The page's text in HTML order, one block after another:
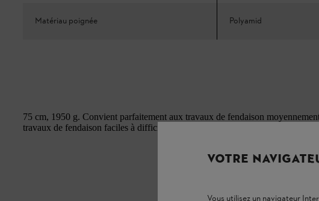
Matériau poignée Polyamid
75 cm, 1950 g. Convient parfaitement aux travaux de fendaison
travaux de fendaison faciles à difficiles.
VOTRE